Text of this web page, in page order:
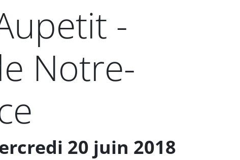
-
Notre-
20 juin 2018